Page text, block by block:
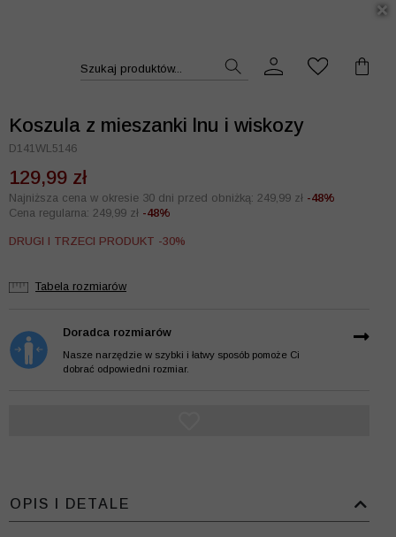
>>
Szukaj produktów...
Koszula z mieszanki lnu i wiskozy
D141WL5146
129,99 zł
Najniższa cena w okresie 30 dni przed obniżką: 249,99 zł -48%
Cena regularna: 249,99 zł -48%
DRUGI I TRZECI PRODUKT -30%
Tabela rozmiarów
Doradca rozmiarów
Nasze narzędzie w szybki i łatwy sposób pomoże Ci
dobrać odpowiedni rozmiar.
OPIS I DETALE